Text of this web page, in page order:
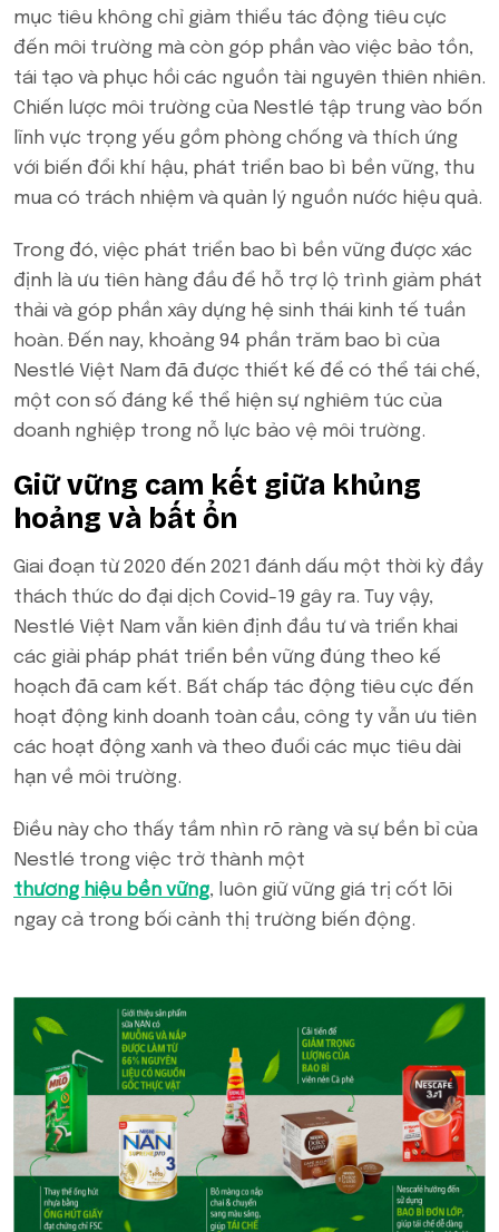
mục tiêu không chỉ giảm thiểu tác động tiêu cực
đến môi trường mà còn góp phần vào việc bảo tồn,
tái tạo và phục hồi các nguồn tài nguyên thiên nhiên.
Chiến lược môi trường của Nestlé tập trung vào bốn
lĩnh vực trọng yếu gồm phòng chống và thích ứng
với biến đổi khí hậu, phát triển bao bì bền vững, thu
mua có trách nhiệm và quản lý nguồn nước hiệu quả.
Trong đó, việc phát triển bao bì bền vững được xác
định là ưu tiên hàng đầu để hỗ trợ lộ trình giảm phát
thải và góp phần xây dựng hệ sinh thái kinh tế tuần
hoàn. Đến nay, khoảng 94 phần trăm bao bì của
Nestlé Việt Nam đã được thiết kế để có thể tái chế,
một con số đáng kể thể hiện sự nghiêm túc của
doanh nghiệp trong nỗ lực bảo vệ môi trường.
Giữ vững cam kết giữa khủng
hoảng và bất ổn
Giai đoạn từ 2020 đến 2021 đánh dấu một thời kỳ đầy
thách thức do đại dịch Covid-19 gây ra. Tuy vậy,
Nestlé Việt Nam vẫn kiên định đầu tư và triển khai
các giải pháp phát triển bền vững đúng theo kế
hoạch đã cam kết. Bất chấp tác động tiêu cực đến
hoạt động kinh doanh toàn cầu, công ty vẫn ưu tiên
các hoạt động xanh và theo đuổi các mục tiêu dài
hạn về môi trường.
Điều này cho thấy tầm nhìn rõ ràng và sự bền bỉ của
Nestlé trong việc trở thành một
thương hiệu bền vững, luôn giữ vững giá trị cốt lõi
ngay cả trong bối cảnh thị trường biến động.